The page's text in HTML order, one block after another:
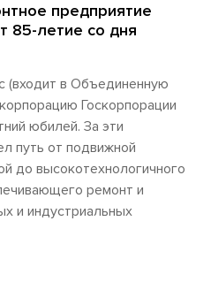
предприятие
85-летие со дня
в Объединенную
Госкорпорации
юбилей. За эти
путь от подвижной
до высокотехнологичного
ремонт и
и индустриальных